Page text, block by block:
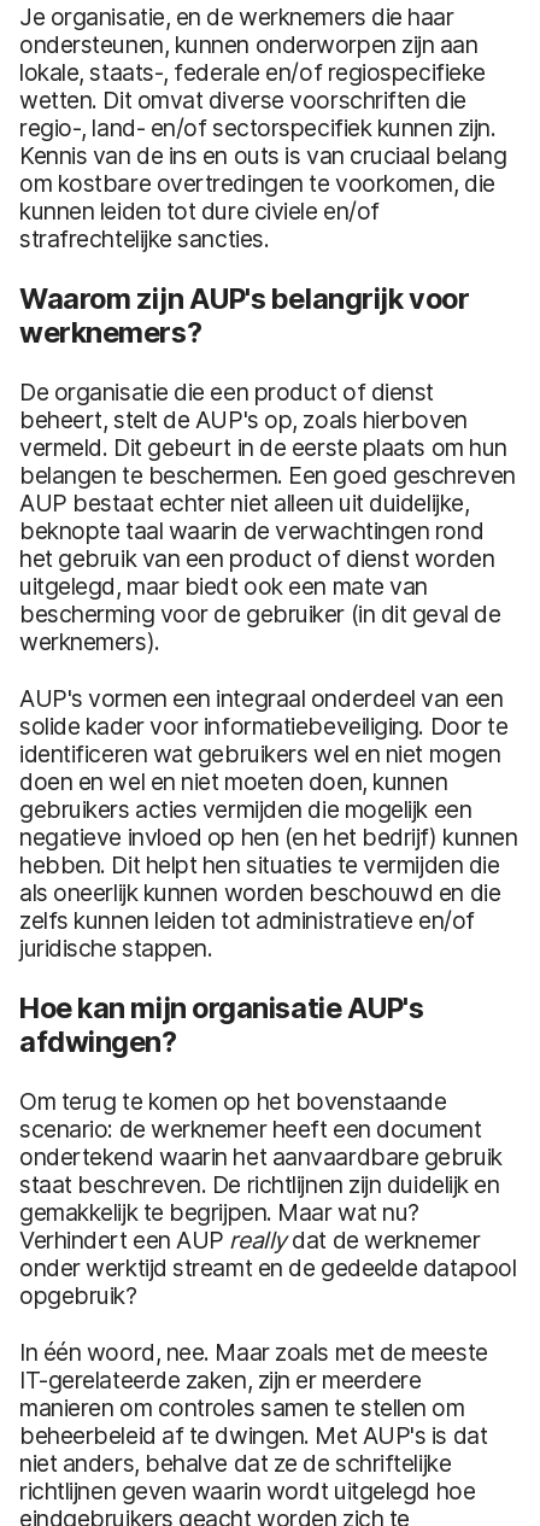
Je organisatie, en de werknemers die haar
ondersteunen, kunnen onderworpen zijn aan
lokale, staats-, federale en/of regiospecifieke
wetten. Dit omvat diverse voorschriften die
regio-, land- en/of sectorspecifiek kunnen zijn.
Kennis van de ins en outs is van cruciaal belang
om kostbare overtredingen te voorkomen, die
kunnen leiden tot dure civiele en/of
strafrechtelijke sancties.
Waarom zijn AUP's belangrijk voor
werknemers?
De organisatie die een product of dienst
beheert, stelt de AUP's op, zoals hierboven
vermeld. Dit gebeurt in de eerste plaats om hun
belangen te beschermen. Een goed geschreven
AUP bestaat echter niet alleen uit duidelijke,
beknopte taal waarin de verwachtingen rond
het gebruik van een product of dienst worden
uitgelegd, maar biedt ook een mate van
bescherming voor de gebruiker (in dit geval de
werknemers).
AUP's vormen een integraal onderdeel van een
solide kader voor informatiebeveiliging. Door te
identificeren wat gebruikers wel en niet mogen
doen en wel en niet moeten doen, kunnen
gebruikers acties vermijden die mogelijk een
negatieve invloed op hen (en het bedrijf) kunnen
hebben. Dit helpt hen situaties te vermijden die
als oneerlijk kunnen worden beschouwd en die
zelfs kunnen leiden tot administratieve en/of
juridische stappen.
Hoe kan mijn organisatie AUP's
afdwingen?
Om terug te komen op het bovenstaande
scenario: de werknemer heeft een document
ondertekend waarin het aanvaardbare gebruik
staat beschreven. De richtlijnen zijn duidelijk en
gemakkelijk te begrijpen. Maar wat nu?
Verhindert een AUP reallydat de werknemer
onder werktijd streamt en de gedeelde datapool
opgebruik?
In één woord, nee. Maar zoals met de meeste
IT-gerelateerde zaken, zijn er meerdere
manieren om controles samen te stellen om
beheerbeleid af te dwingen. Met AUP's is dat
niet anders, behalve dat ze de schriftelijke
richtlijnen geven waarin wordt uitgelegd hoe
eindgebruikers geacht worden zich te